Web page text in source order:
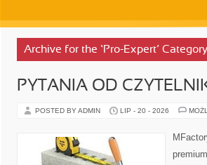
Archive for the ‘Pro-Expert’ Category
PYTANIA OD
POSTED BY ADMIN LIP - 20 - 2026